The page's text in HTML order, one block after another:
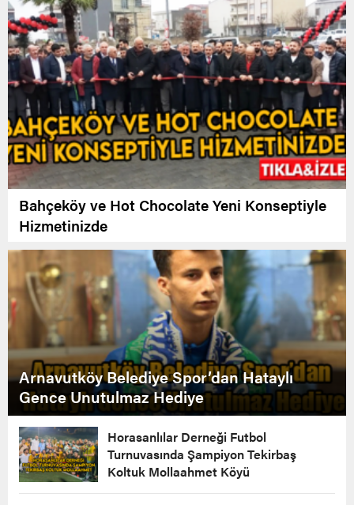
Bahçeköy ve Hot Chocolate Yeni Konseptiyle
Hizmetinizde
Arnavutköy Belediye Spor’dan Hataylı
Gence Unutulmaz Hediye
Horasanlılar Derneği Futbol
Turnuvasında Şampiyon Tekirbaş
Koltuk Mollaahmet Köyü